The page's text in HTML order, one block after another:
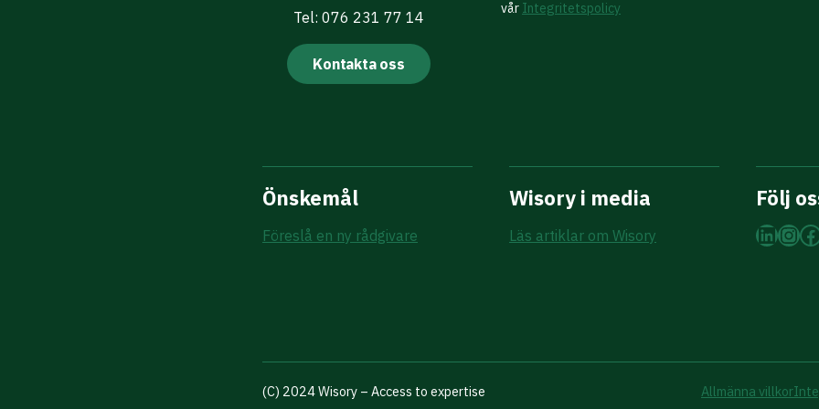
Tel: 076 231 77 14
Kontakta oss
vår Integritetspolicy
Önskemål
Föreslå en ny rådgivare
Wisory i media
Läs artiklar om Wisory
Följ
(C) 2024 Wisory – Access to expertise Allmänna villkor